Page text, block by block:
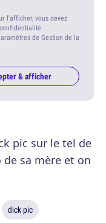
l'afficher, vous devez
de Gestion de la
& afficher
pic sur le tel de
sa mère et on
dick pic